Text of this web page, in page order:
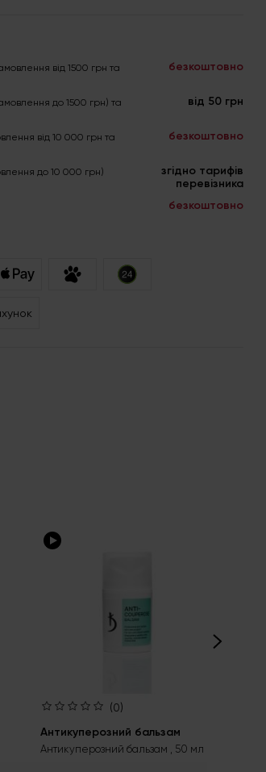
від 1500 грн та
безкоштовно
до 1500 грн) та
від 50 грн
від 10 000 грн та
безкоштовно
до 10 000 грн)
згідно тарифів
перевізника
безкоштовно
(0)
Антикуперозний бальзам
Антикуперозний бальзам , 50 мл